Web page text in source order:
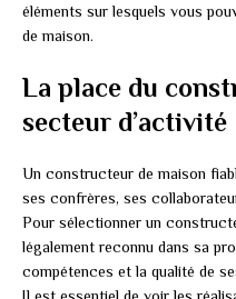
éléments sur lesquels vous
de maison.
La place du
secteur d’activité
Un constructeur de maison
ses confrères, ses
Pour sélectionner un
légalement reconnu dans sa
compétences et la qualité de
Il est essentiel de voir les